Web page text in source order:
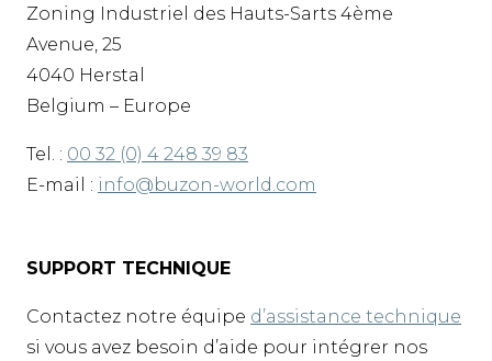
Zoning Industriel des Hauts-Sarts 4ème
Avenue, 25
4040 Herstal
Belgium – Europe
Tel. : 00 32 (0) 4 248 39 83
E-mail : info@buzon-world.com
SUPPORT TECHNIQUE
Contactez notre équipe d’assistance technique
si vous avez besoin d’aide pour intégrer nos